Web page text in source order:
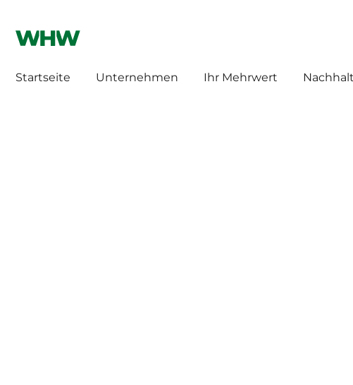
Startseite Unternehmen Ihr Mehrwert